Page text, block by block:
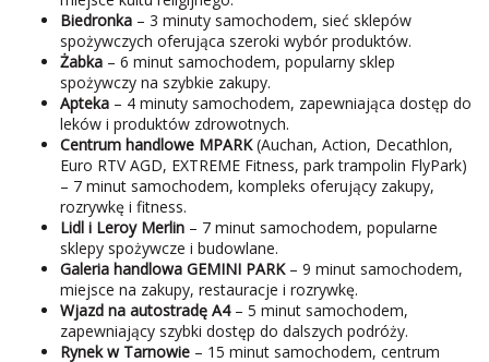
Biedronka – 3 minuty samochodem, sieć sklepów
spożywczych oferująca szeroki wybór produktów.
Żabka – 6 minut samochodem, popularny sklep
spożywczy na szybkie zakupy.
Apteka – 4 minuty samochodem, zapewniająca dostęp do
leków i produktów zdrowotnych.
Centrum handlowe MPARK(Auchan, Action, Decathlon,
Euro RTV AGD, EXTREME Fitness, park trampolin FlyPark)
– 7 minut samochodem, kompleks oferujący zakupy,
rozrywkę i fitness.
Lidl i Leroy Merlin – 7 minut samochodem, popularne
sklepy spożywcze i budowlane.
Galeria handlowa GEMINI PARK– 9 minut samochodem,
miejsce na zakupy, restauracje i rozrywkę.
Wjazd na autostradę A4– 5 minut samochodem,
zapewniający szybki dostęp do dalszych podróży.
Rynek w Tarnowie – 15 minut samochodem, centrum